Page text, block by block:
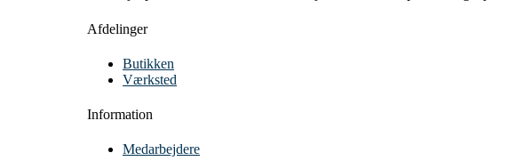
Afdelinger
Butikken
Værksted
Information
Medarbejdere